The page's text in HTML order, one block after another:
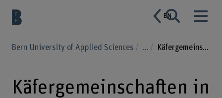
EN
Bern University of Applied Sciences ... Käfergemeinschaften in unter Trockenheit leidenden Buchenwäldern
Käfergemeinschaften in